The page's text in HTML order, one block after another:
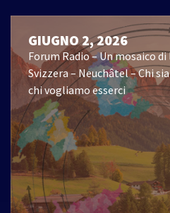
GIUGNO 2, 2026
Forum Radio – Un mosaico
Svizzera – Neuchâtel – Chi
chi vogliamo esserci